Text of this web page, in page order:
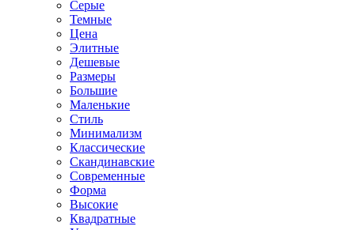
Серые
Темные
Цена
Элитные
Дешевые
Размеры
Большие
Маленькие
Стиль
Минимализм
Классические
Скандинавские
Современные
Форма
Высокие
Квадратные